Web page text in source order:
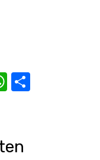
WhatsApp